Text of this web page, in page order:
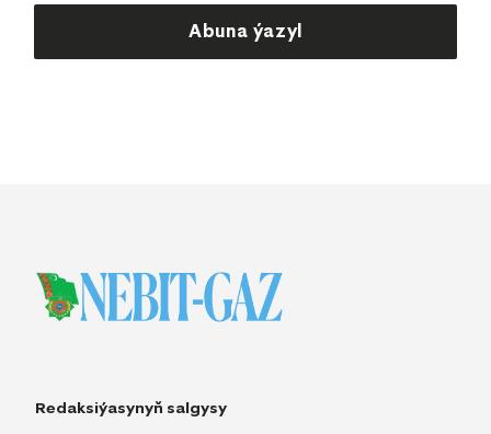
Abuna ýazyl
Redaksiýasynyň salgysy